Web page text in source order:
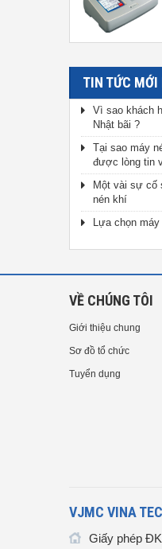
TIN TỨC MỚI
Vì sao khách
Nhật bãi ?
Tại sao máy
được lòng tin
Một vài sự cố
nén khí
Lựa chọn
VỀ CHÚNG TÔI
Giới thiệu chung
Sơ đồ tổ chức
Tuyển dụng
VJMC VINA
Giấy phép